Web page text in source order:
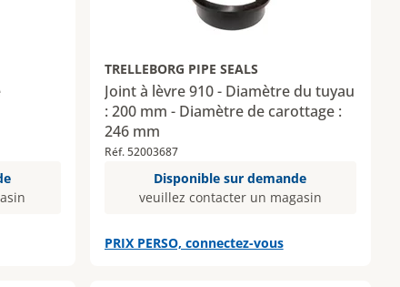
TRELLEBORG PIPE SEALS
Joint à lèvre 910 - Diamètre du tuyau
: 200 mm - Diamètre de carottage :
246 mm
Réf. 52003687
Disponible sur demande
veuillez contacter un magasin
PRIX PERSO, connectez-vous